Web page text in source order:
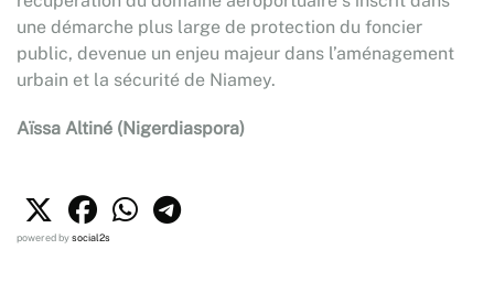
une démarche plus large de protection du foncier
public, devenue un enjeu majeur dans l’aménagement
urbain et la sécurité de Niamey.
Aïssa Altiné (Nigerdiaspora)
powered bysocial2s